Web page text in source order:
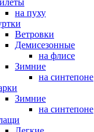
на пуху
Ветровки
Демисезонные
на флисе
Зимние
на синтепоне
Зимние
на синтепоне